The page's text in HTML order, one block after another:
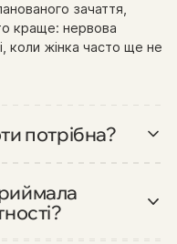
зачаття,
краще: нервова
коли жінка часто ще не
потрібна?